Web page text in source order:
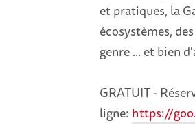
et pratiques, la
écosystèmes,
genre ... et bien
GRATUIT -
ligne: https://